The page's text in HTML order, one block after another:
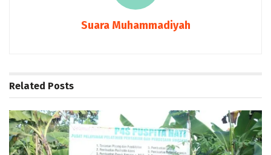
Suara Muhammadiyah
Related Posts